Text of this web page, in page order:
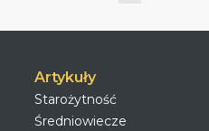
Artykuły
Starożytność
Średniowiecze